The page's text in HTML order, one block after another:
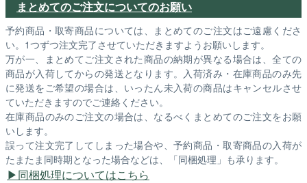
まとめてのご注文についてのお願い
予約商品・取寄商品については、まとめてのご注文はご遠慮くださ
い。1つずつ注文完了させていただきますようお願いします。
万が一、まとめてご注文された商品の納期が異なる場合は、全ての
商品が入荷してからの発送となります。入荷済み・在庫商品のみ先
に発送をご希望の場合は、いったん未入荷の商品はキャンセルさせ
ていただきますのでご連絡ください。
在庫商品のみのご注文の場合は、なるべくまとめてのご注文をお願
いします。
誤って注文完了してしまった場合や、予約商品・取寄商品の入荷が
たまたま同時期となった場合などは、「同梱処理」も承ります。
同梱処理についてはこちら